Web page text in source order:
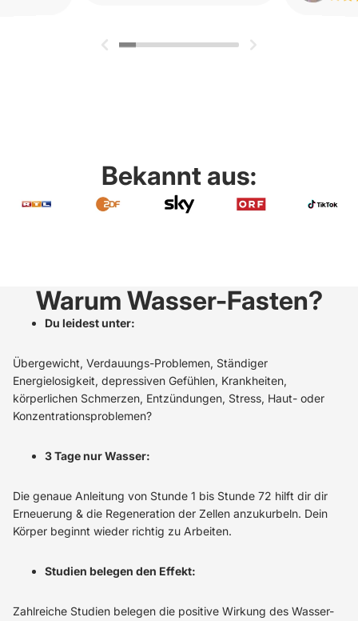
Bekannt aus:
Warum Wasser-Fasten?
Du leidest unter:
Übergewicht, Verdauungs-Problemen, Ständiger
Energielosigkeit, depressiven Gefühlen, Krankheiten,
körperlichen Schmerzen, Entzündungen, Stress, Haut- oder
Konzentrationsproblemen?
3 Tage nur Wasser:
Die genaue Anleitung von Stunde 1 bis Stunde 72 hilft dir dir
Erneuerung & die Regeneration der Zellen anzukurbeln. Dein
Körper beginnt wieder richtig zu Arbeiten.
Studien belegen den Effekt:
Zahlreiche Studien belegen die positive Wirkung des Wasser-